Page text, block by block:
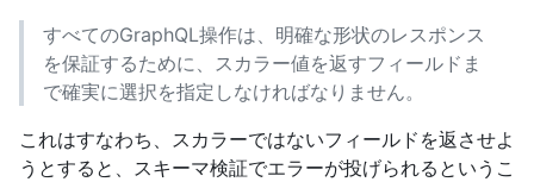
すべてのGraphQL操作は、明確な形状のレスポンス
を保証するために、スカラー値を返すフィールドま
で確実に選択を指定しなければなりません。
これはすなわち、スカラーではないフィールドを返させよ
うとすると、スキーマ検証でエラーが投げられるというこ